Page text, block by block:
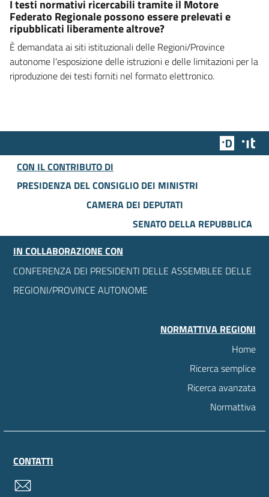
I testi normativi ricercabili tramite il Motore
Federato Regionale possono essere prelevati e
ripubblicati liberamente altrove?
È demandata ai siti istituzionali delle Regioni/Province
autonome l'esposizione delle istruzioni e delle limitazioni per la
riproduzione dei testi forniti nel formato elettronico.
Team
CON IL CONTRIBUTO DI
PRESIDENZA DEL CONSIGLIO DEI MINISTRI
CAMERA DEI DEPUTATI
SENATO DELLA REPUBBLICA
IN COLLABORAZIONE CON
CONFERENZA DEI PRESIDENTI DELLE ASSEMBLEE DELLE
REGIONI/PROVINCE AUTONOME
NORMATTIVA REGIONI
Home
Ricerca semplice
Ricerca avanzata
Normattiva
CONTATTI